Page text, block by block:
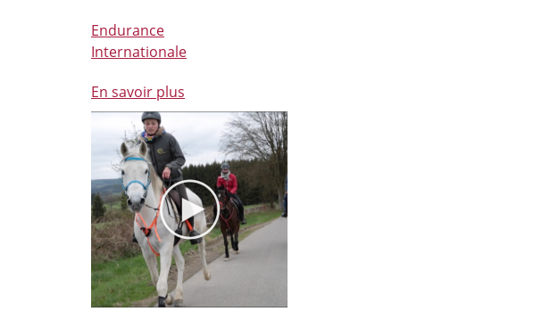
Endurance
Internationale
En savoir plus
propos
de
Nos
cavaliers
d'endurance
dans
le
Nord
de
l'Europe